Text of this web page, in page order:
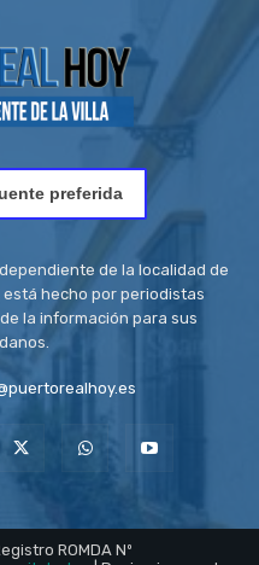
preferida
de la localidad de
está hecho por periodistas
la información para sus
ROMDA Nº